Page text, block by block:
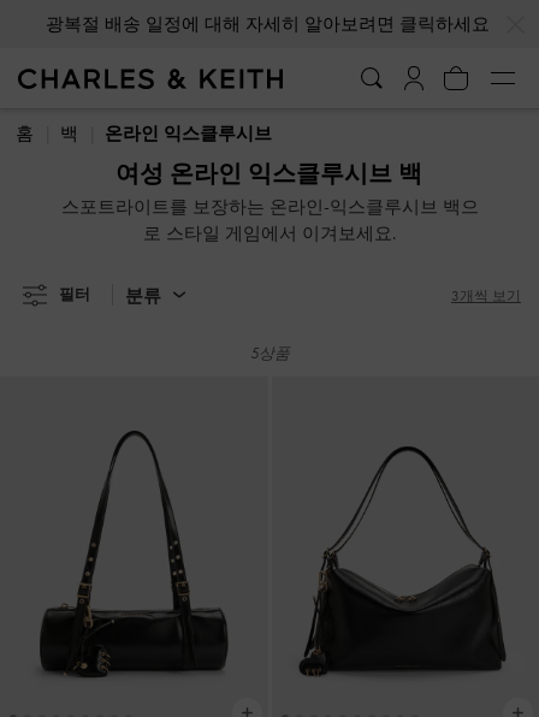
광복절 배송 일정에 대해 자세히 알아보려면 클릭하세요
광복절 배송 일정에 대해 자세히 알아보려면 클릭하세요
홈 백 온라인 익스클루시브
여성 온라인 익스클루시브 백
스포트라이트를 보장하는 온라인-익스클루시브 백으
로 스타일 게임에서 이겨보세요.
필터 분류 3개씩 보기
5상품